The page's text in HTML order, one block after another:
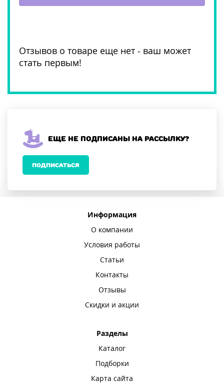
Отзывов о товаре еще нет - ваш может
стать первым!
Еще не подписаны на рассылку?
ПОДПИСАТЬСЯ
Информация
О компании
Условия работы
Статьи
Контакты
Отзывы
Скидки и акции
Разделы
Каталог
Подборки
Карта сайта